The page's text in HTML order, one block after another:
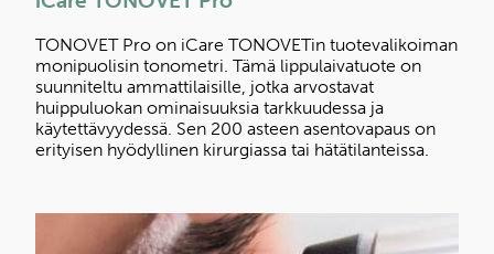
TONOVET Pro on iCare TONOVETin tuotevalikoiman
monipuolisin tonometri. Tämä lippulaivatuote on
suunniteltu ammattilaisille, jotka arvostavat
huippuluokan ominaisuuksia tarkkuudessa ja
käytettävyydessä. Sen 200 asteen asentovapaus on
erityisen hyödyllinen kirurgiassa tai hätätilanteissa.